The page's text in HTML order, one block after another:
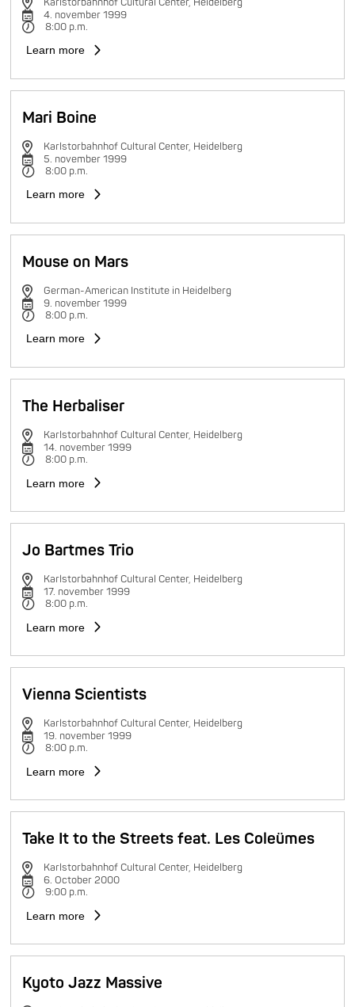
4. november 1999
8:00 p.m.
Learn more
Mari Boine
Karlstorbahnhof Cultural Center, Heidelberg
5. november 1999
8:00 p.m.
Learn more
Mouse on Mars
German-American Institute in Heidelberg
9. november 1999
8:00 p.m.
Learn more
The Herbaliser
Karlstorbahnhof Cultural Center, Heidelberg
14. november 1999
8:00 p.m.
Learn more
Jo Bartmes Trio
Karlstorbahnhof Cultural Center, Heidelberg
17. november 1999
8:00 p.m.
Learn more
Vienna Scientists
Karlstorbahnhof Cultural Center, Heidelberg
19. november 1999
8:00 p.m.
Learn more
Take It to the Streets feat. Les Coleümes
Karlstorbahnhof Cultural Center, Heidelberg
6. October 2000
9:00 p.m.
Learn more
Kyoto Jazz Massive